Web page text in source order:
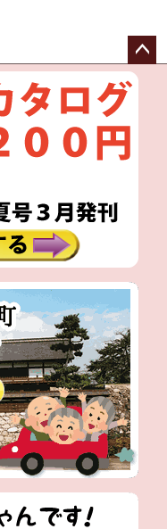
ペー
ジト
へ